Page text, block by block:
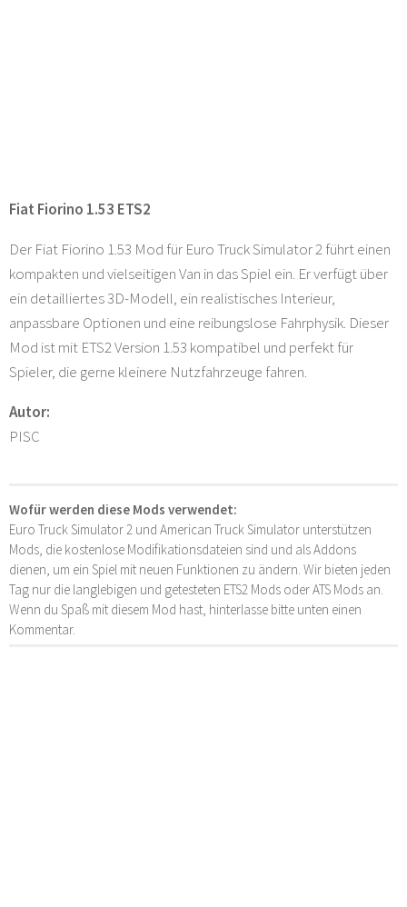
Fiat Fiorino 1.53 ETS2
Der Fiat Fiorino 1.53 Mod für Euro Truck Simulator 2 führt einen
kompakten und vielseitigen Van in das Spiel ein. Er verfügt über
ein detailliertes 3D-Modell, ein realistisches Interieur,
anpassbare Optionen und eine reibungslose Fahrphysik. Dieser
Mod ist mit ETS2 Version 1.53 kompatibel und perfekt für
Spieler, die gerne kleinere Nutzfahrzeuge fahren.
Autor:
PISC
Wofür werden diese Mods verwendet:
Euro Truck Simulator 2 und American Truck Simulator unterstützen
Mods, die kostenlose Modifikationsdateien sind und als Addons
dienen, um ein Spiel mit neuen Funktionen zu ändern. Wir bieten jeden
Tag nur die langlebigen und getesteten ETS2 Mods oder ATS Mods an.
Wenn du Spaß mit diesem Mod hast, hinterlasse bitte unten einen
Kommentar.